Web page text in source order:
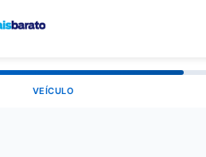
VEÍCULO